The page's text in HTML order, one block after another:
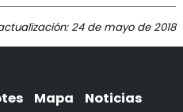
24 de mayo de 2018
Mapa
Noticias